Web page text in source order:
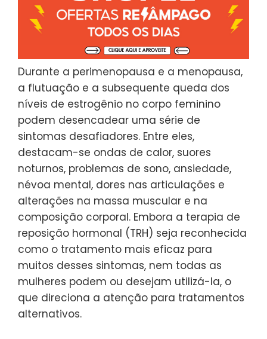
Durante a perimenopausa e a menopausa,
a flutuação e a subsequente queda dos
níveis de estrogênio no corpo feminino
podem desencadear uma série de
sintomas desafiadores. Entre eles,
destacam-se ondas de calor, suores
noturnos, problemas de sono, ansiedade,
névoa mental, dores nas articulações e
alterações na massa muscular e na
composição corporal. Embora a terapia de
reposição hormonal (TRH) seja reconhecida
como o tratamento mais eficaz para
muitos desses sintomas, nem todas as
mulheres podem ou desejam utilizá-la, o
que direciona a atenção para tratamentos
alternativos.